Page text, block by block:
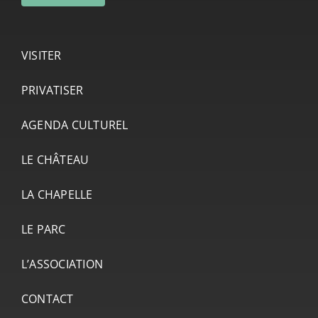
VISITER
PRIVATISER
AGENDA CULTUREL
LE CHÂTEAU
LA CHAPELLE
LE PARC
L’ASSOCIATION
CONTACT